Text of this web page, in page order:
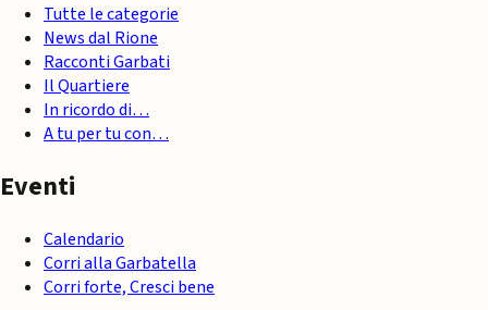
Tutte le categorie
News dal Rione
Racconti Garbati
Il Quartiere
In ricordo di…
A tu per tu con…
Eventi
Calendario
Corri alla Garbatella
Corri forte, Cresci bene